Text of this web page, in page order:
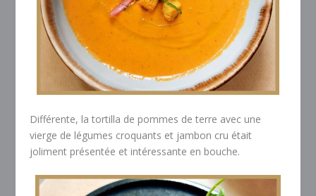
Différente, la tortilla de pommes de terre avec une
vierge de légumes croquants et jambon cru était
joliment présentée et intéressante en bouche.